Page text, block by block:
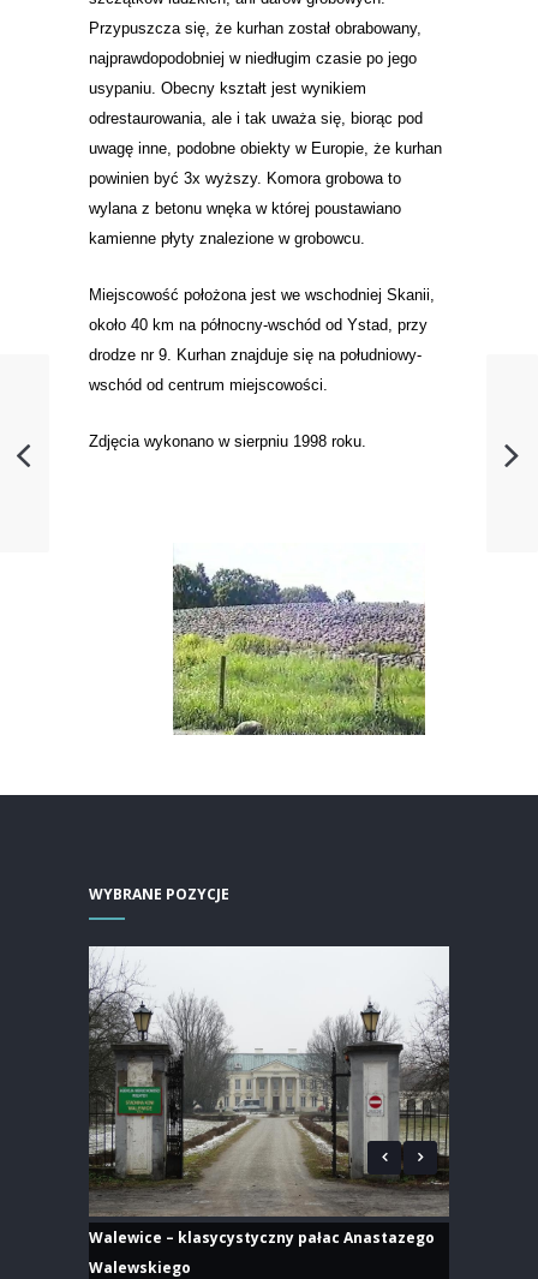
Przypuszcza się, że kurhan został obrabowany,
najprawdopodobniej w niedługim czasie po jego
usypaniu. Obecny kształt jest wynikiem
odrestaurowania, ale i tak uważa się, biorąc pod
uwagę inne, podobne obiekty w Europie, że kurhan
powinien być 3x wyższy. Komora grobowa to
wylana z betonu wnęka w której poustawiano
kamienne płyty znalezione w grobowcu.
Miejscowość położona jest we wschodniej Skanii,
około 40 km na północny-wschód od Ystad, przy
drodze nr 9. Kurhan znajduje się na południowy-
wschód od centrum miejscowości.
Zdjęcia wykonano w sierpniu 1998 roku.
WYBRANE POZYCJE
Walewice – klasycystyczny pałac Anastazego
Walewskiego